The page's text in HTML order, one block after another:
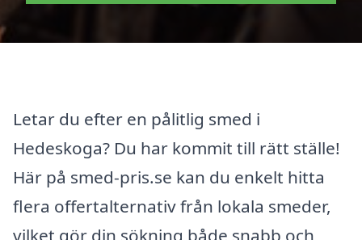
Letar du efter en pålitlig smed i
Hedeskoga? Du har kommit till rätt ställe!
Här på smed-pris.se kan du enkelt hitta
flera offertalternativ från lokala smeder,
vilket gör din sökning både snabb och